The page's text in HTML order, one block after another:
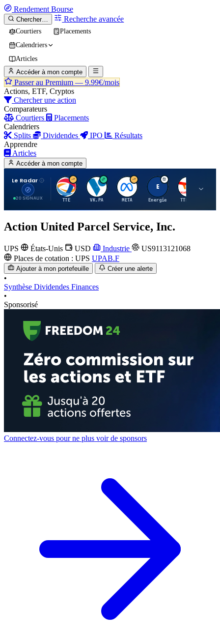
Rendement Bourse
Chercher… Recherche avancée
Courtiers
Placements
Calendriers
Articles
Accéder à mon compte
Passer au Premium — 9.99€/mois
Actions, ETF, Cryptos
Chercher une action
Comparateurs
Courtiers
Placements
Calendriers
Splits
Dividendes IPO
Résultats
Apprendre
Articles
Accéder à mon compte
Le Radar
20 SIGNAUX
T
TTE
V
VK.PA
M
META
E
Energie
T
TTE.PA
Action United Parcel Service, Inc.
UPS États-Unis USD Industrie
US9113121068
Places de cotation : UPS UPAB.F
Ajouter à mon portefeuille Créer une alerte
•
Synthèse Dividendes Finances
•
Sponsorisé
Connectez-vous pour ne plus voir de sponsors